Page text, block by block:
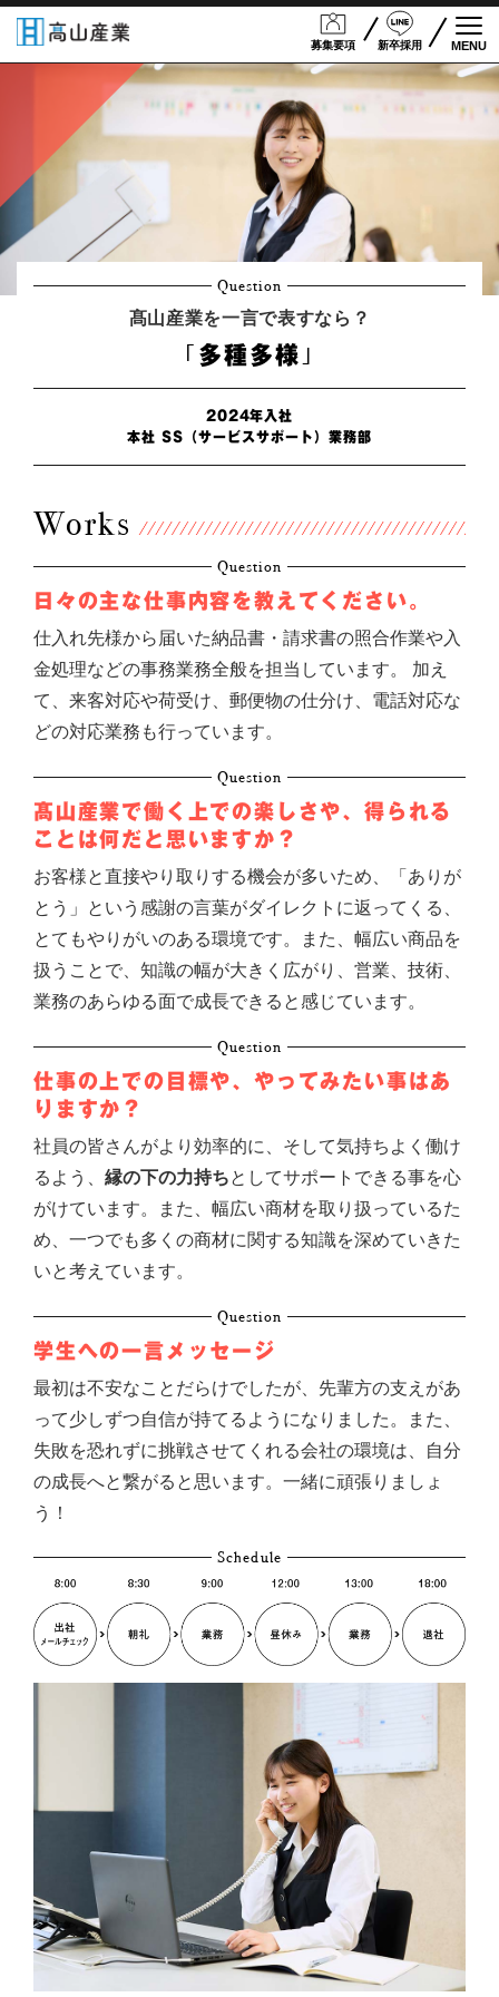
募集要項 新卒採用 MENU
Question
髙山産業を一言で表すなら？
｢多種多様｣
2024年入社
本社 SS（サービスサポート）業務部
Works
Question
日々の主な仕事内容を教えてください。
仕入れ先様から届いた納品書・請求書の照合作業や入
金処理などの事務業務全般を担当しています。 加え
て、来客対応や荷受け、郵便物の仕分け、電話対応な
どの対応業務も行っています。
Question
髙山産業で働く上での楽しさや、 得られる
ことは何だと思いますか？
お客様と直接やり取りする機会が多いため、「ありが
とう」という感謝の言葉がダイレクトに返ってくる、
とてもやりがいのある環境です。また、幅広い商品を
扱うことで、知識の幅が大きく広がり、営業、技術、
業務のあらゆる面で成長できると感じています。
Question
仕事の上での目標や、 やってみたい事はあ
りますか？
社員の皆さんがより効率的に、そして気持ちよく働け
るよう、 縁の下の力持ちとしてサポートできる事を心
がけています。また、幅広い商材を取り扱っているた
め、一つでも多くの商材に関する知識を深めていきた
いと考えています。
Question
学生への一言メッセージ
最初は不安なことだらけでしたが、先輩方の支えがあ
って少しずつ自信が持てるようになりました。また、
失敗を恐れずに挑戦させてくれる会社の環境は、自分
の成長へと繋がると思います。一緒に頑張りましょ
う！
Schedule